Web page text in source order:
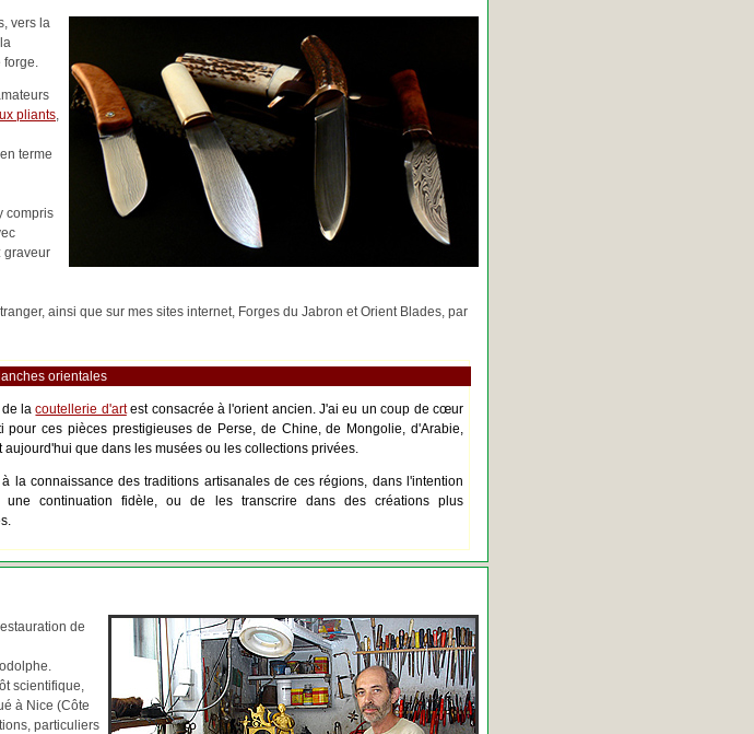
vers la
forge.
pliants,
terme
compris
graveur
ainsi que sur mes sites internet, Forges du Jabron et Orient Blades, par
orientales
de lacoutellerie d'artest consacrée à l'orient ancien. J'ai eu un coup de cœur
pour ces pièces prestigieuses de Perse, de Chine, de Mongolie, d'Arabie,
aujourd'hui que dans les musées ou les collections privées.
la connaissance des traditions artisanales de ces régions, dans l'intention
une continuation fidèle, ou de les transcrire dans des créations plus
de
scientifique,
à Nice (Côte
particuliers